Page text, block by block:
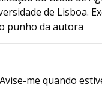
de Lisboa.
punho da autora
me quando